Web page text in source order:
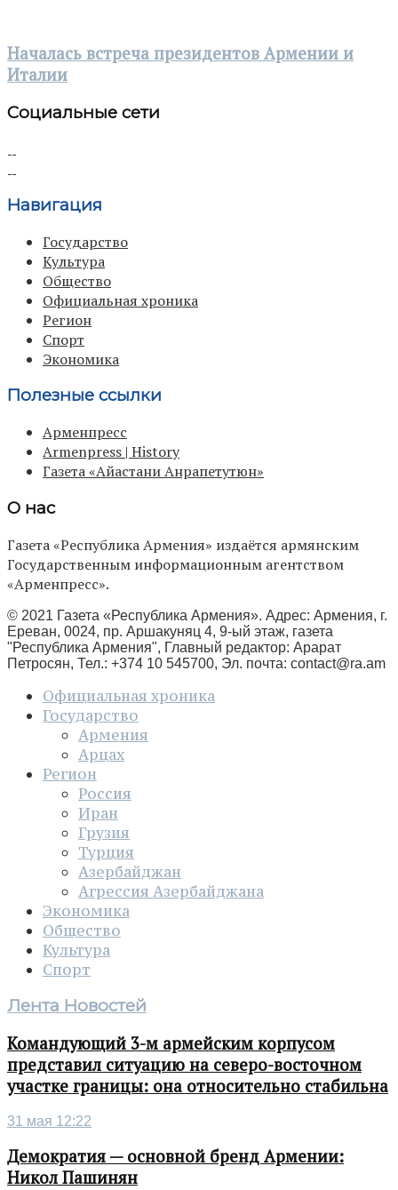
Началась встреча президентов Армении и
Италии
Социальные сети
Навигация
Государство
Культура
Общество
Официальная хроника
Регион
Спорт
Экономика
Полезные ссылки
Арменпресс
Armenpress | History
Газета «Айастани Анрапетутюн»
О нас
Газета «Республика Армения» издаётся армянским
Государственным информационным агентством
«Арменпресс».
© 2021 Газета «Республика Армения». Адрес: Армения, г.
Ереван, 0024, пр. Аршакуняц 4, 9-ый этаж, газета
"Республика Армения", Главный редактор: Арарат
Петросян, Тел.: +374 10 545700, Эл. почта: contact@ra.am
Официальная хроника
Государство
Армения
Арцах
Регион
Россия
Иран
Грузия
Турция
Азербайджан
Агрессия Азербайджана
Экономика
Общество
Культура
Спорт
Лента Новостей
Командующий 3-м армейским корпусом
представил ситуацию на северо-восточном
участке границы: она относительно стабильна
31 мая 12:22
Демократия — основной бренд Армении:
Никол Пашинян